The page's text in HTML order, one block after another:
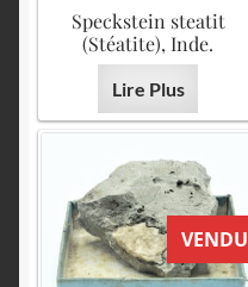
Speckstein steatit
(Stéatite), Inde.
Lire Plus
VENDU